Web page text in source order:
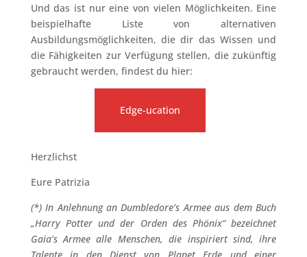
Und das ist nur eine von vielen Möglichkeiten. Eine
beispielhafte Liste von alternativen
Ausbildungsmöglichkeiten, die dir das Wissen und
die Fähigkeiten zur Verfügung stellen, die zukünftig
gebraucht werden, findest du hier:
Edge-ucation
Herzlichst
Eure Patrizia
(*) In Anlehnung an Dumbledore’s Armee aus dem Buch
„Harry Potter und der Orden des Phönix“ bezeichnet
Gaia’s Armee alle Menschen, die inspiriert sind, ihre